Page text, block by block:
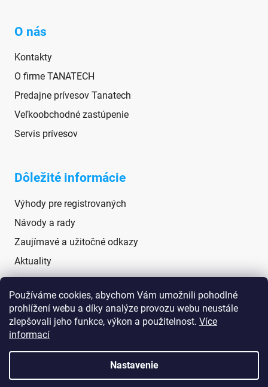
Používáme cookies, abychom Vám umožnili pohodlné
prohlížení webu a díky analýze provozu webu neustále
zlepšovali jeho funkce, výkon a použitelnost. Více
informací
Nastavenie
O nás
Kontakty
O firme TANATECH
Predajne prívesov Tanatech
Veľkoobchodné zastúpenie
Servis prívesov
Dôležité informácie
Výhody pre registrovaných
Návody a rady
Zaujímavé a užitočné odkazy
Aktuality
Sociálne siete